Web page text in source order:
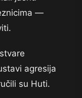
—
agresija
su Huti.